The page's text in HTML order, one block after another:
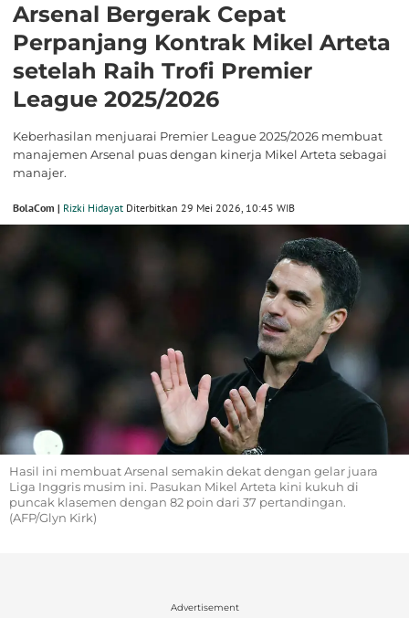
Arsenal Bergerak Cepat
Perpanjang Kontrak Mikel Arteta
setelah Raih Trofi Premier
League 2025/2026
Keberhasilan menjuarai Premier League 2025/2026 membuat
manajemen Arsenal puas dengan kinerja Mikel Arteta sebagai
manajer.
BolaCom | Rizki Hidayat Diterbitkan 29 Mei 2026, 10:45 WIB
Hasil ini membuat Arsenal semakin dekat dengan gelar juara
Liga Inggris musim ini. Pasukan Mikel Arteta kini kukuh di
puncak klasemen dengan 82 poin dari 37 pertandingan.
(AFP/Glyn Kirk)
Advertisement